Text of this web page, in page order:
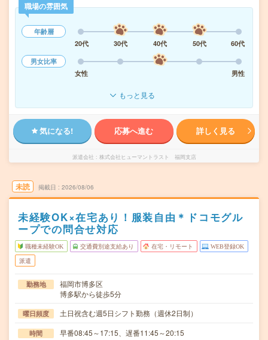
職場の雰囲気
年齢層
20代
30代 40代 50代
60代
男女比率
女性
男性
もっと見る
気になる! 応募へ進む 詳しく見る
派遣会社 株式会社ヒューマントラスト 福岡支店
未読 掲載日 2026/08/06
未経験OK×在宅あり！服装自由＊ドコモグル
ープでの問合せ対応
職種未経験OK 交通費別途支給あり 在宅・リモート WEB登録OK
派遣
勤務地
福岡市博多区
博多駅から徒歩5分
曜日頻度 土日祝含む週5日シフト勤務（週休2日制）
時間 早番08:45～17:15、遅番11:45～20:15